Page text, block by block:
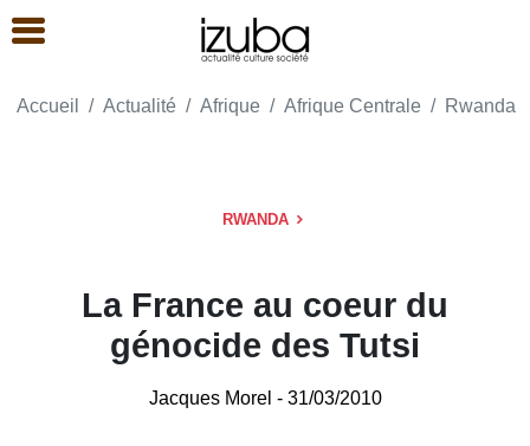
Accueil Actualité Afrique Afrique Centrale Rwanda
RWANDA
La France au coeur du
génocide des Tutsi
Jacques Morel - 31/03/2010